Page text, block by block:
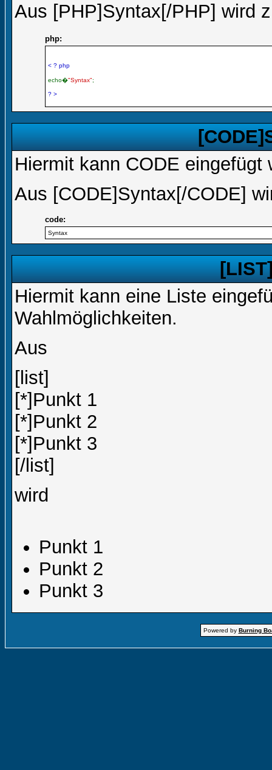
Aus [PHP]Syntax[/PHP] wird
php:
< ? php
echo�"Syntax";
? >
Hiermit kann CODE eingefügt
Aus [CODE]Syntax[/CODE]
code:
Syntax
Hiermit kann eine Liste
Wahlmöglichkeiten.
Aus
[list]
[*]Punkt 1
[*]Punkt 2
[*]Punkt 3
[/list]
wird
Punkt 1
Punkt 2
Punkt 3
Powered by Burning